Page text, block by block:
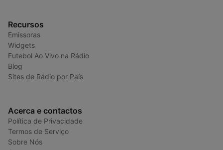
Recursos
Emissoras
Widgets
Futebol Ao Vivo na Rádio
Blog
Sites de Rádio por País
Acerca e contactos
Política de Privacidade
Termos de Serviço
Sobre Nós